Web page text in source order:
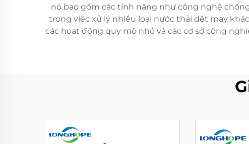
nó bao gồm các tính năng như công nghệ
trong việc xử lý nhiều loại nước thải dệt may
các hoạt động quy mô nhỏ và các cơ sở công